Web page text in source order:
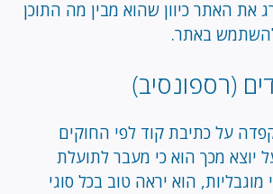
את האתר כיוון שהוא מבין מה התוכן
להשתמש באתר.
(רספונסיב)
על כתיבת קוד לפי החוקים
יוצא מכך הוא כי מעבר לתועלת
מוגבליות, הוא יראה טוב בכל סוגי